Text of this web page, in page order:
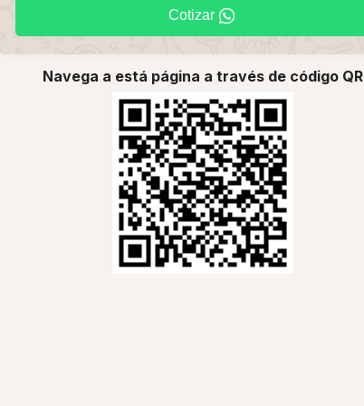
Cotizar
Navega a está página a través de código QR